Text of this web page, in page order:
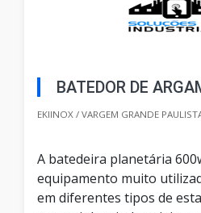
BATEDOR DE
EKIINOX / VARGEM GRANDE
A batedeira planetária
equipamento muito
em diferentes tipos de